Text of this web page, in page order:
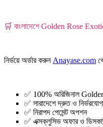
🛒 বাংলাদেশে Golden Rose
নির্ভয়ে অর্ডার করুন Anayase.com
✅ 100% অরিজিনাল
✅ সারাদেশে দ্রুত ও
✅ নিরাপদ পেমেন্ট অপশন
✅ এক্সক্লুসিভ অফার ও